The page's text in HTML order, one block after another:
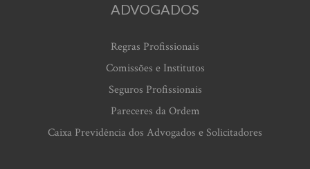
ADVOGADOS
Regras Profissionais
Comissões e Institutos
Seguros Profissionais
Pareceres da Ordem
Caixa Previdência dos Advogados e Solicitadores